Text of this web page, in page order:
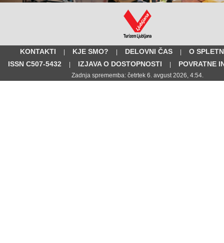
KONTAKTI | KJE SMO? | DELOVNI ČAS |
O
ISSN C507-5432
| IZJAVA O DOSTOPNOSTI | POVRATNE
Zadnja sprememba: četrtek 6. avgust 2026, 4:54.